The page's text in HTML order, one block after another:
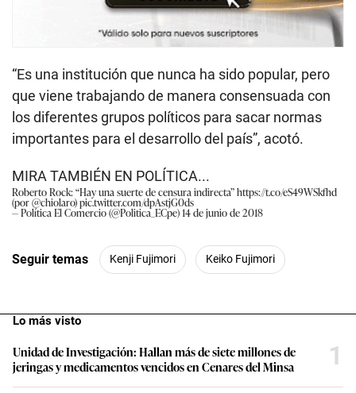
“Es una institución que nunca ha sido popular, pero
que viene trabajando de manera consensuada con
los diferentes grupos políticos para sacar normas
importantes para el desarrollo del país”, acotó.
MIRA TAMBIÉN EN POLÍTICA...
Roberto Rock: “Hay una suerte de censura indirecta”https://t.co/eS49WSkfhd
(por@chiolaro)pic.twitter.com/dpAstjG0ds
— Política El Comercio (@Politica_ECpe)14 de junio de 2018
Seguir temas Kenji Fujimori Keiko Fujimori
Lo más visto
Unidad de Investigación: Hallan más de siete millones de
jeringas y medicamentos vencidos en Cenares del Minsa
1